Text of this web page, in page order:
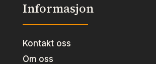
Informasjon
Kontakt oss
Om oss